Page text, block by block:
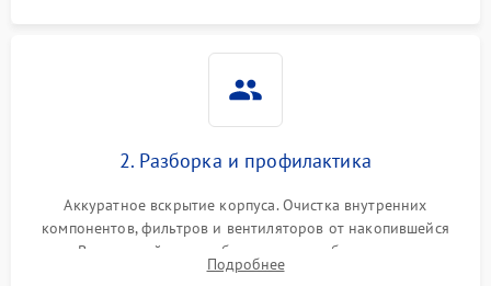
2. Разборка и профилактика
Аккуратное вскрытие корпуса. Очистка внутренних
компонентов, фильтров и вентиляторов от накопившейся
пыли. Визуальный осмотр блока питания, балласта лампы и
материнской платы на наличие прогаров или вздутых
Подробнее